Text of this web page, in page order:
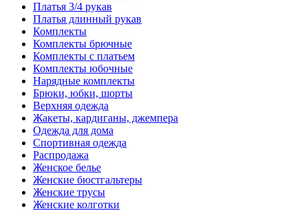
Платья 3/4 рукав
Платья длинный рукав
Комплекты
Комплекты брючные
Комплекты с платьем
Комплекты юбочные
Нарядные комплекты
Брюки, юбки, шорты
Верхняя одежда
Жакеты, кардиганы, джемпера
Одежда для дома
Спортивная одежда
Распродажа
Женское белье
Женские бюстгальтеры
Женские трусы
Женские колготки